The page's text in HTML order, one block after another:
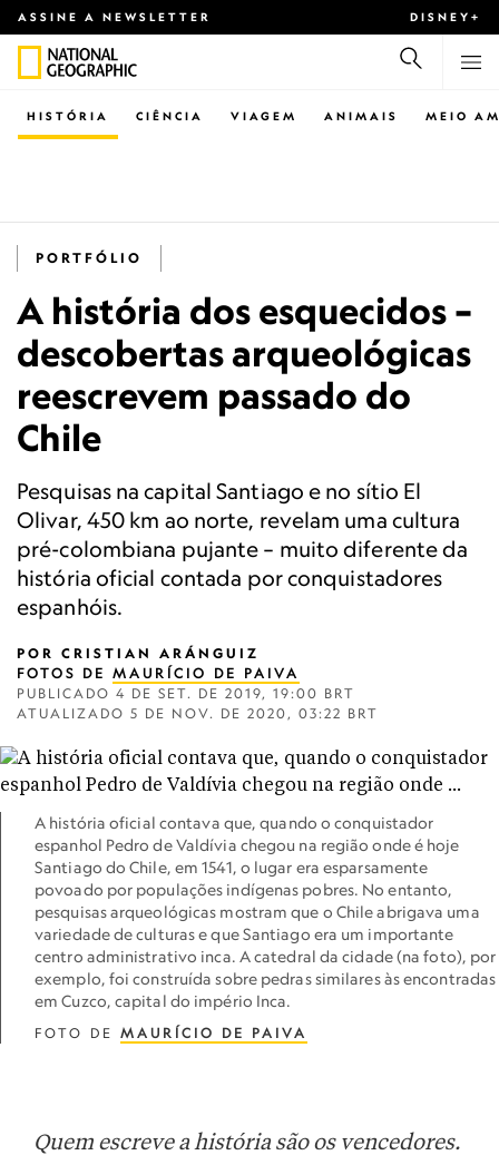
ASSINE A NEWSLETTER DISNEY+
CIÊNCIA VIAGEM ANIMAIS
HISTÓRIA MEIO
PORTFÓLIO
A história dos esquecidos –
descobertas arqueológicas
reescrevem passado do
Chile
Pesquisas na capital Santiago e no sítio El
Olivar, 450 km ao norte, revelam uma cultura
pré-colombiana pujante – muito diferente da
história oficial contada por conquistadores
espanhóis.
POR CRISTIAN ARÁNGUIZ
FOTOS DE MAURÍCIO DE PAIVA
PUBLICADO 4 DE SET. DE 2019, 19:00 BRT
ATUALIZADO 5 DE NOV. DE 2020, 03:22 BRT
A história oficial contava que, quando o conquistador
espanhol Pedro de Valdívia chegou na região onde é hoje
Santiago do Chile, em 1541, o lugar era esparsamente
povoado por populações indígenas pobres. No entanto,
pesquisas arqueológicas mostram que o Chile abrigava uma
variedade de culturas e que Santiago era um importante
centro administrativo inca. A catedral da cidade (na foto), por
exemplo, foi construída sobre pedras similares às encontradas
em Cuzco, capital do império Inca.
FOTO DE MAURÍCIO DE PAIVA
Quem escreve a história são os vencedores.